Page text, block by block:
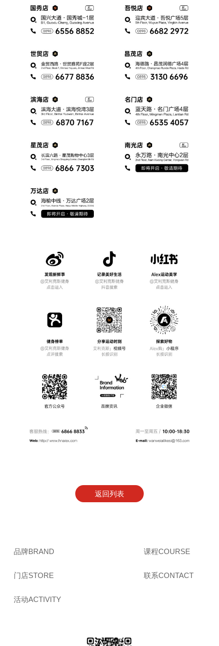
返回列表
品牌BRAND
门店STORE
活动ACTIVITY
课程COURSE
联系CONTACT